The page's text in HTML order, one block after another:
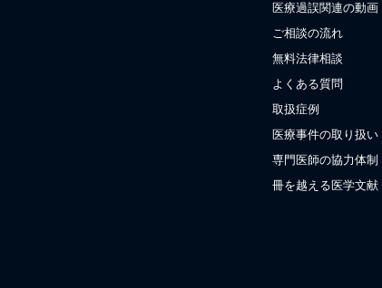
医療過誤関連の動画
ご相談の流れ
無料法律相談
よくある質問
取扱症例
医療事件の取り扱い
専門医師の協力体制
冊を越える医学文献